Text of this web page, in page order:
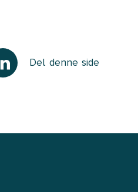
Del denne side